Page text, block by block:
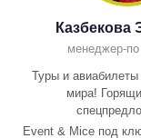
Казбекова
менеджер-
Туры и
мира!
Event & Mice под